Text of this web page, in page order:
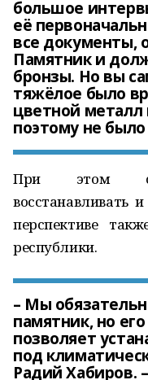
большое
её
все документы,
Памятник и
бронзы. Но вы
тяжёлое было
цветной металл
поэтому не
При этом
восстанавливать
перспективе
республики.
– Мы
памятник, но
позволяет
под
Радий Хабиров.